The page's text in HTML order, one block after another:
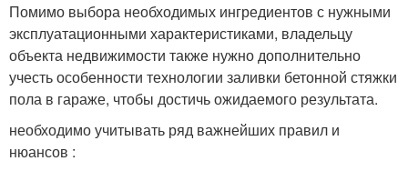
Помимо выбора необходимых ингредиентов с нужными
эксплуатационными характеристиками, владельцу
объекта недвижимости также нужно дополнительно
учесть особенности технологии заливки бетонной стяжки
пола в гараже, чтобы достичь ожидаемого результата.
необходимо учитывать ряд важнейших правил и
нюансов :